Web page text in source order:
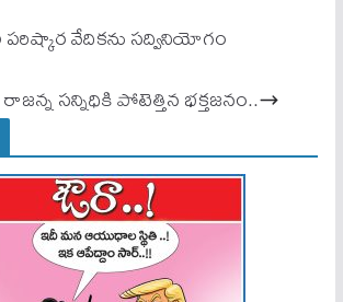
A
పరిష్కార వేదికను సద్వినియోగం
రాజన్న సన్నిధికి పోటెత్తిన భక్తజనం..